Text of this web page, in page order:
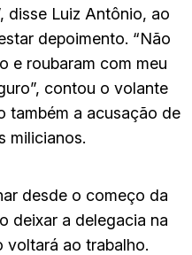
disse Luiz Antônio, ao
depoimento. “Não
e roubaram com meu
contou o volante
também a acusação de
milicianos.
desde o começo da
deixar a delegacia na
voltará ao trabalho.